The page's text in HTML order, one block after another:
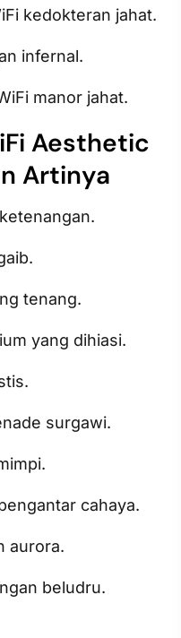
kedokteran jahat.
infernal.
manor jahat.
Aesthetic
Artinya
tenang.
yang dihiasi.
surgawi.
cahaya.
aurora.
beludru.